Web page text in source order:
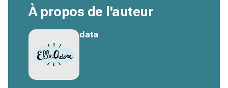
À propos de l'auteur
data